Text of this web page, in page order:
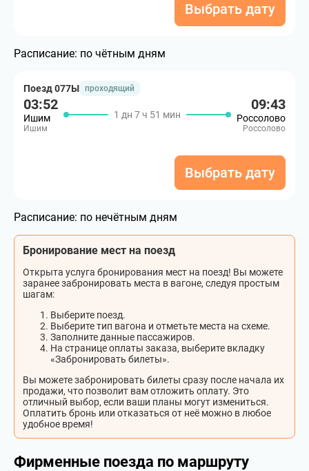
Выбрать дату
Расписание: по чётным дням
Поезд 077Ы проходящий
03:52
Ишим
Ишим
1 дн 7 ч 51 мин
09:43
Россолово
Россолово
Выбрать дату
Расписание: по нечётным дням
Бронирование мест на поезд
Открыта услуга бронирования мест на поезд! Вы можете
заранее забронировать места в вагоне, следуя простым
шагам:
Выберите поезд.
Выберите тип вагона и отметьте места на схеме.
Заполните данные пассажиров.
На странице оплаты заказа, выберите вкладку
«Забронировать билеты».
Вы можете забронировать билеты сразу после начала их
продажи, что позволит вам отложить оплату. Это
отличный выбор, если ваши планы могут измениться.
Оплатить бронь или отказаться от неё можно в любое
удобное время!
Фирменные поезда по маршруту